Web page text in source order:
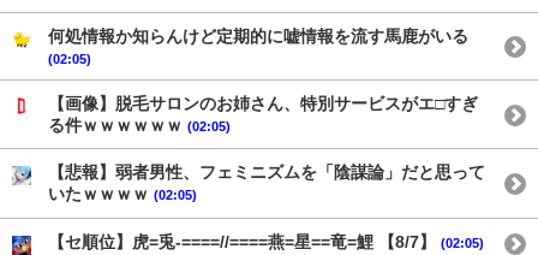
何処情報か知らんけど定期的に嘘情報を流す馬鹿がいる
(02:05)
【画像】脱毛サロンのお姉さん、特別サービスがエ□すぎ
る件ｗｗｗｗｗｗ (02:05)
【悲報】弱者男性、フェミニズムを「陰謀論」だと思って
いたｗｗｗｗ (02:05)
【セ順位】虎=兎-====//====燕=星==竜=鯉 【8/7】 (02:05)